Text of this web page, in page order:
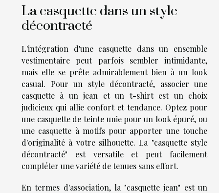
La casquette dans un style
décontracté
L'intégration d'une casquette dans un ensemble
vestimentaire peut parfois sembler intimidante,
mais elle se prête admirablement bien à un look
casual. Pour un style décontracté, associer une
casquette à un jean et un t-shirt est un choix
judicieux qui allie confort et tendance. Optez pour
une casquette de teinte unie pour un look épuré, ou
une casquette à motifs pour apporter une touche
d'originalité à votre silhouette. La "casquette style
décontracté" est versatile et peut facilement
compléter une variété de tenues sans effort.
En termes d'association, la "casquette jean" est un